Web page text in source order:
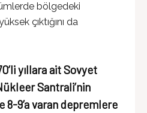
bölgedeki
çıktığını da
yıllara ait Sovyet
Santrali’nin
8-9’a varan depremlere